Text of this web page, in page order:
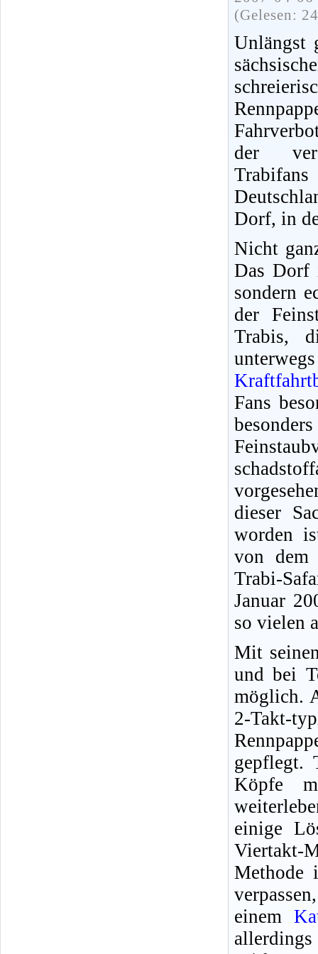
(Gelesen:
Unlängst
der
Dorf, in
Nicht
Das Dorf
sondern
der
Trabis,
Fans
dieser
worden
von dem
Trabi-
Januar
so vielen
Mit
und bei
möglich.
2-Takt-
gepflegt.
Köpfe
einige
Methode
einem